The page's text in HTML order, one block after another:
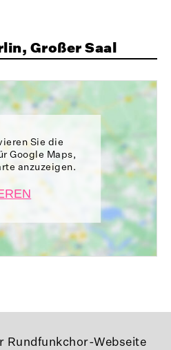
Großer Saal
Sie die
Google Maps,
anzuzeigen.
Rundfunkchor-Webseite